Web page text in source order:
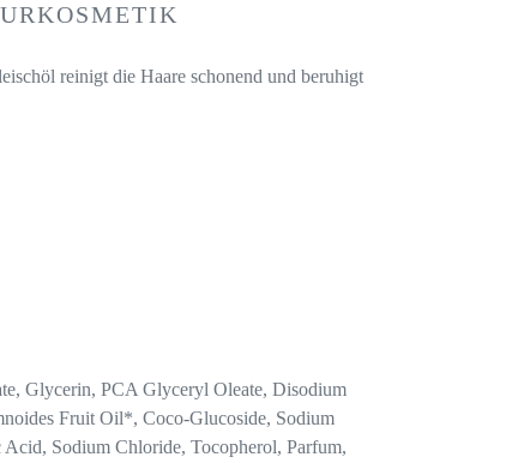
reinigt die Haare schonend und beruhigt
Glycerin, PCA Glyceryl Oleate, Disodium
Fruit Oil*, Coco-Glucoside, Sodium
Sodium Chloride, Tocopherol, Parfum,